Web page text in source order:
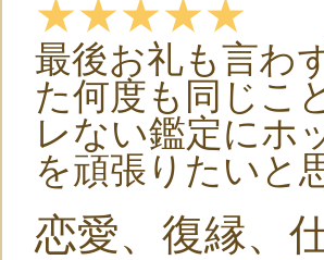
★★★★★
最後お礼も言わ
た何度も同じこ
レない鑑定にホ
を頑張りたいと
恋愛、復縁、